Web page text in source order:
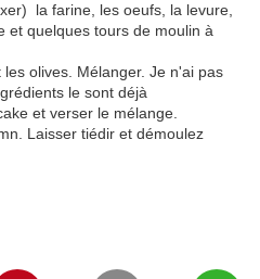
la farine, les oeufs, la levure,
et quelques tours de moulin à
olives. Mélanger. Je n'ai pas
le sont déjà
et verser le mélange.
Laisser tiédir et démoulez